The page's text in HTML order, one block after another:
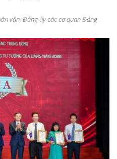
vận, Đảng ủy các cơ quan Đảng